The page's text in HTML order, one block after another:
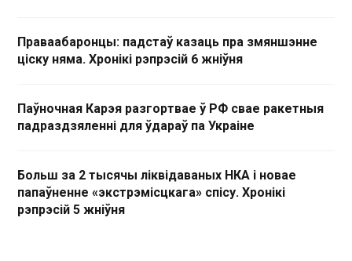
Праваабаронцы: падстаў казаць пра змяншэнне
ціску няма. Хронікі рэпрэсій 6 жніўня
Паўночная Карэя разгортвае ў РФ свае ракетныя
падраздзяленні для ўдараў па Украіне
Больш за 2 тысячы ліквідаваных НКА і новае
папаўненне «экстрэмісцкага» спісу. Хронікі
рэпрэсій 5 жніўня